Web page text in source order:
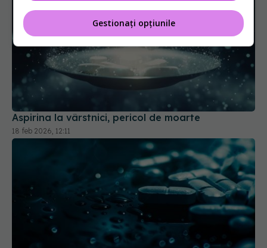
Aspirina la vârstnici, pericol de moarte
18 feb 2026, 12:11
Gestionați opțiunile